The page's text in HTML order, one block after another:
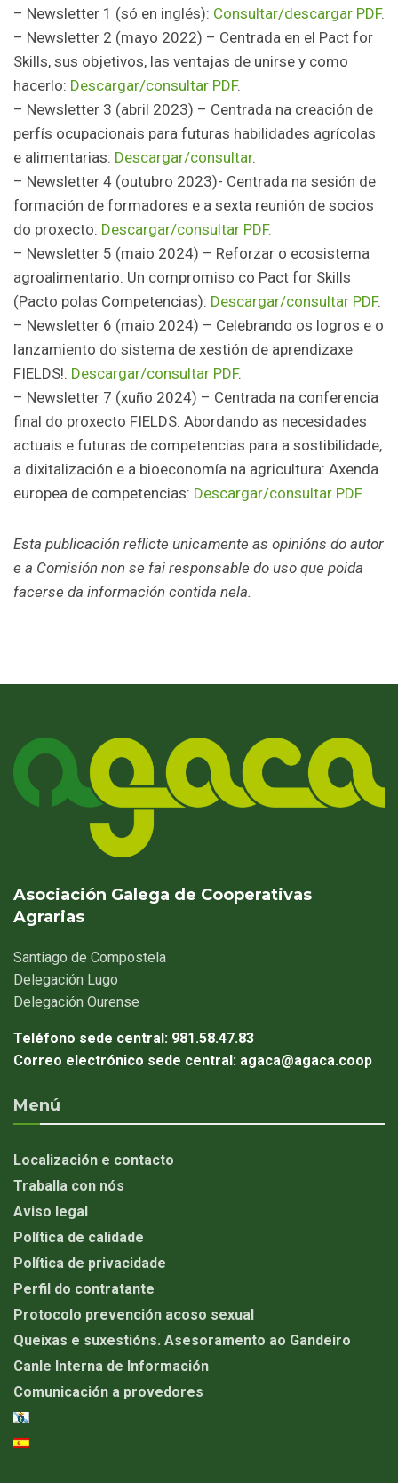
– Newsletter 1 (só en inglés): Consultar/descargar PDF.
– Newsletter 2 (mayo 2022) – Centrada en el Pact for
Skills, sus objetivos, las ventajas de unirse y como
hacerlo: Descargar/consultar PDF.
– Newsletter 3 (abril 2023) – Centrada na creación de
perfís ocupacionais para futuras habilidades agrícolas
e alimentarias: Descargar/consultar.
– Newsletter 4 (outubro 2023)- Centrada na sesión de
formación de formadores e a sexta reunión de socios
do proxecto: Descargar/consultar PDF.
– Newsletter 5 (maio 2024) – Reforzar o ecosistema
agroalimentario: Un compromiso co Pact for Skills
(Pacto polas Competencias): Descargar/consultar PDF.
– Newsletter 6 (maio 2024) – Celebrando os logros e o
lanzamiento do sistema de xestión de aprendizaxe
FIELDS!: Descargar/consultar PDF.
– Newsletter 7 (xuño 2024) – Centrada na conferencia
final do proxecto FIELDS. Abordando as necesidades
actuais e futuras de competencias para a sostibilidade,
a dixitalización e a bioeconomía na agricultura: Axenda
europea de competencias: Descargar/consultar PDF.
Esta publicación reflicte unicamente as opinións do autor
e a Comisión non se fai responsable do uso que poida
facerse da información contida nela.
Asociación Galega de Cooperativas
Agrarias
Santiago de Compostela
Delegación Lugo
Delegación Ourense
Teléfono sede central: 981.58.47.83
Correo electrónico sede central: agaca@agaca.coop
Menú
Localización e contacto
Traballa con nós
Aviso legal
Política de calidade
Política de privacidade
Perfil do contratante
Protocolo prevención acoso sexual
Queixas e suxestións. Asesoramento ao Gandeiro
Canle Interna de Información
Comunicación a provedores